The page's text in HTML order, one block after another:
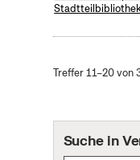
Treffer 11–20 von
Suche in